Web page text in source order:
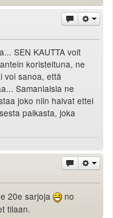
SEN KAUTTA voit
koristeltuna, ne
voi sanoa, että
Samanlaisia ne
joko niin halvat ettei
paikasta, joka
20e sarjoja
no
tilaan.